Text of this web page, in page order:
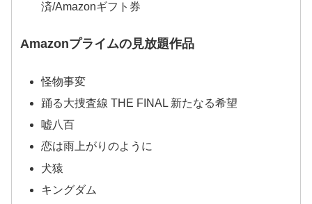
済/Amazonギフト券
Amazonプライムの見放題作品
怪物事変
踊る大捜査線 THE FINAL 新たなる希望
嘘八百
恋は雨上がりのように
犬猿
キングダム